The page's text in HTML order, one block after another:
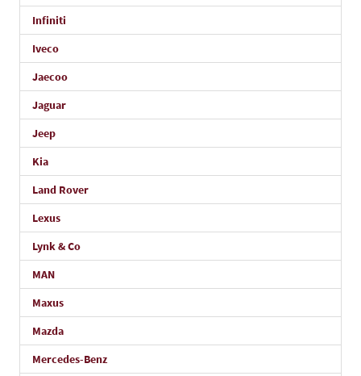
Infiniti
Iveco
Jaecoo
Jaguar
Jeep
Kia
Land Rover
Lexus
Lynk & Co
MAN
Maxus
Mazda
Mercedes-Benz